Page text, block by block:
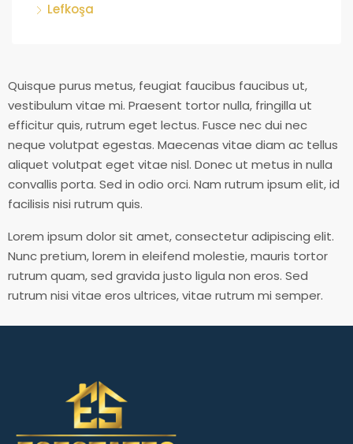
Lefkoşa
Quisque purus metus, feugiat faucibus faucibus ut,
vestibulum vitae mi. Praesent tortor nulla, fringilla ut
efficitur quis, rutrum eget lectus. Fusce nec dui nec
neque volutpat egestas. Maecenas vitae diam ac tellus
aliquet volutpat eget vitae nisl. Donec ut metus in nulla
convallis porta. Sed in odio orci. Nam rutrum ipsum elit, id
facilisis nisi rutrum quis.
Lorem ipsum dolor sit amet, consectetur adipiscing elit.
Nunc pretium, lorem in eleifend molestie, mauris tortor
rutrum quam, sed gravida justo ligula non eros. Sed
rutrum nisi vitae eros ultrices, vitae rutrum mi semper.